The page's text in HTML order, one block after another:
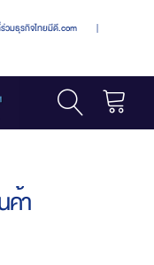
วมธุรกิจไทยมีดี.com |
ค้า